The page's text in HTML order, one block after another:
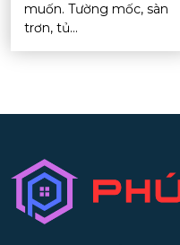
muốn. Tường mốc, sàn
trơn, tủ...